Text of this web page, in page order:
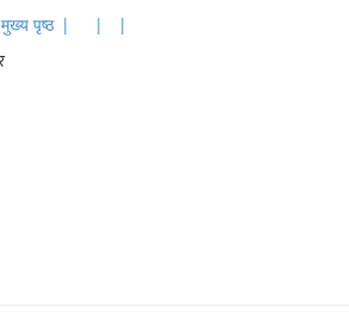
मुख्य पृष्ठ | | |